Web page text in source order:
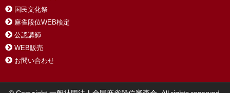
国民文化祭
麻雀段位WEB検定
公認講師
WEB販売
お問い合わせ